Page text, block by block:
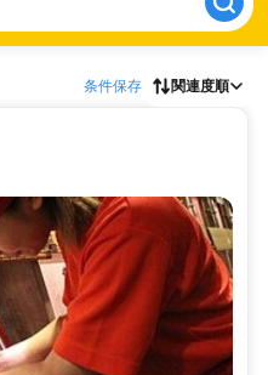
条件保存 関連度順